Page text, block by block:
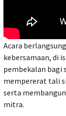
Acara
kebersamaan, di
pembekalan bagi
mempererat tali
serta
mitra.